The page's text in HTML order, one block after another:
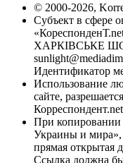
© 2000-2026,
Субъект в сфере
ХАРКІВСЬКЕ
Идентификатор
Использование
сайте,
При копировании
Украины и мира»,
прямая открытая
Ссылка должна